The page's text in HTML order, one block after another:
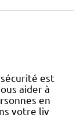
est
aider à
en
votre liv